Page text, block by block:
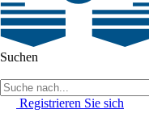
Suchen
Registrieren Sie sich